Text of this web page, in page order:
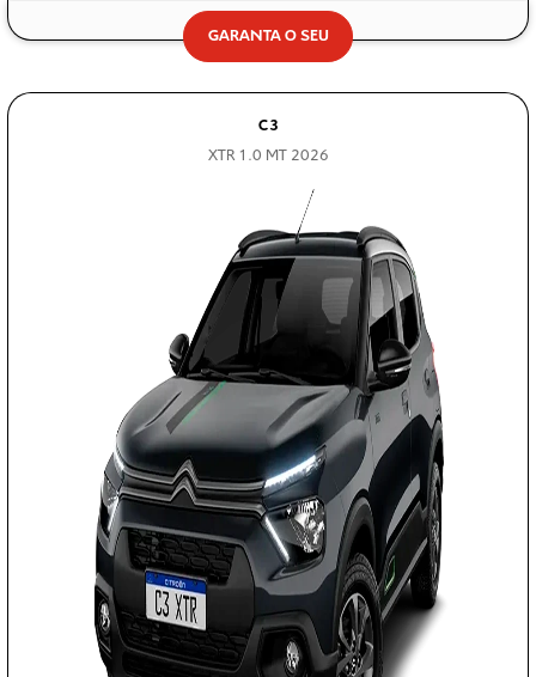
GARANTA O SEU
C3
XTR 1.0 MT 2026